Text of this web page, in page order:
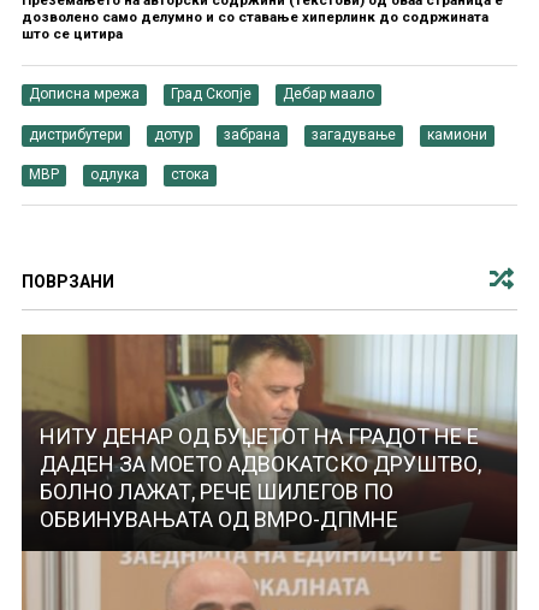
дозволено само делумно и со ставање хиперлинк до содржината
што се цитира
Дописна мрежа Град Скопје Дебар маало
дистрибутери дотур забрана загадување камиони
МВР одлука стока
ПОВРЗАНИ
НИТУ ДЕНАР ОД БУЏЕТОТ НА ГРАДОТ НЕ Е
ДАДЕН ЗА МОЕТО АДВОКАТСКО ДРУШТВО,
БОЛНО ЛАЖАТ, РЕЧЕ ШИЛЕГОВ ПО
ОБВИНУВАЊАТА ОД ВМРО-ДПМНЕ